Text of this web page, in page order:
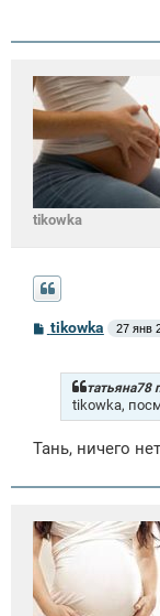
tikowka
С
о
е
tikowka 27 янв
татьяна78
tikowka,
Тань, ничего